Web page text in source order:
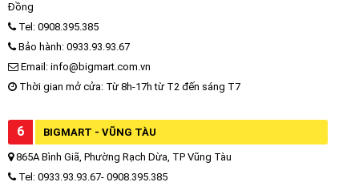
Đồng
Tel: 0908.395.385
Bảo hành: 0933.93.93.67
Email: info@bigmart.com.vn
Thời gian mở cửa: Từ 8h-17h từ T2 đến sáng T7
6 BIGMART - VŨNG TÀU
865A Bình Giã, Phường Rạch Dừa, TP Vũng Tàu
Tel: 0933.93.93.67- 0908.395.385